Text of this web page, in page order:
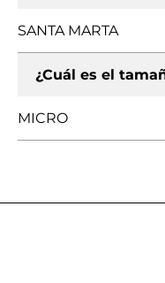
SANTA MARTA
¿Cuál es el
MICRO